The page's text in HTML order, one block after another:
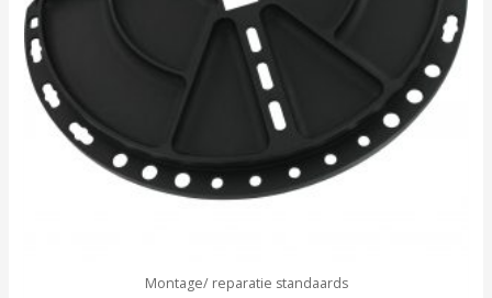
Montage/ reparatie standaards